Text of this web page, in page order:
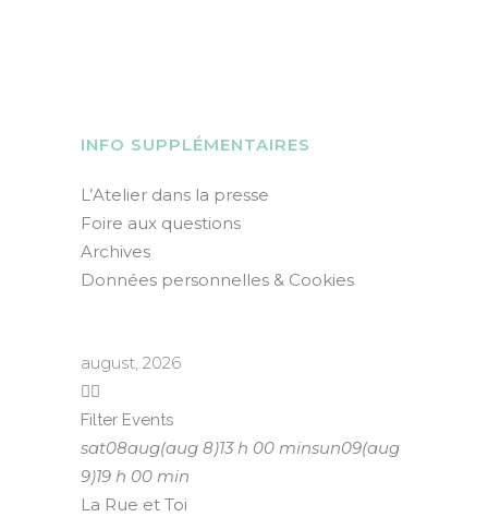
INFO SUPPLÉMENTAIRES
L’Atelier dans la presse
Foire aux questions
Archives
Données personnelles & Cookies
august, 2026
Filter Events
sat08aug(aug 8)13 h 00 minsun09(aug
9)19 h 00 min
La Rue et Toi